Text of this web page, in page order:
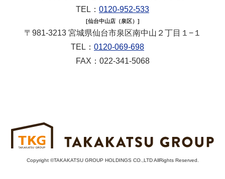
TEL： 0120-952-533
[仙台中山店（泉区）]
〒981-3213 宮城県仙台市泉区南中山２丁目１−１
TEL： 0120-069-698
FAX：022-341-5068
Copyright ©TAKAKATSU GROUP HOLDINGS CO.,LTD AllRights Reserved.